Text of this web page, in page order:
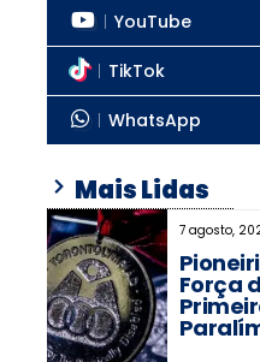
YouTube
TikTok
WhatsApp
Mais Lidas
7 agosto,
Força